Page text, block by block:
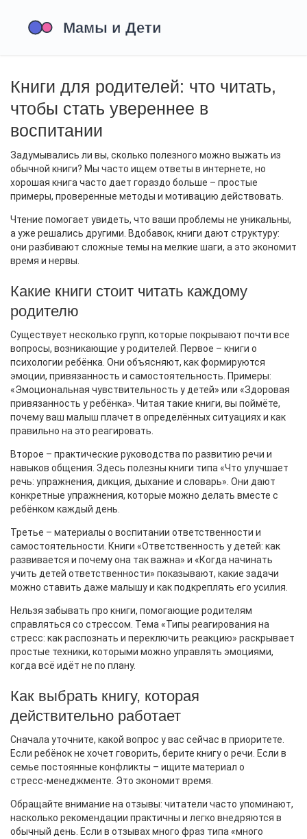
Книги для родителей: что читать,
чтобы стать увереннее в
воспитании
Задумывались ли вы, сколько полезного можно выжать из
обычной книги? Мы часто ищем ответы в интернете, но
хорошая книга часто дает гораздо больше – простые
примеры, проверенные методы и мотивацию действовать.
Чтение помогает увидеть, что ваши проблемы не уникальны,
а уже решались другими. Вдобавок, книги дают структуру:
они разбивают сложные темы на мелкие шаги, а это экономит
время и нервы.
Какие книги стоит читать каждому
родителю
Существует несколько групп, которые покрывают почти все
вопросы, возникающие у родителей. Первое – книги о
психологии ребёнка. Они объясняют, как формируются
эмоции, привязанность и самостоятельность. Примеры:
«Эмоциональная чувствительность у детей» или «Здоровая
привязанность у ребёнка». Читая такие книги, вы поймёте,
почему ваш малыш плачет в определённых ситуациях и как
правильно на это реагировать.
Второе – практические руководства по развитию речи и
навыков общения. Здесь полезны книги типа «Что улучшает
речь: упражнения, дикция, дыхание и словарь». Они дают
конкретные упражнения, которые можно делать вместе с
ребёнком каждый день.
Третье – материалы о воспитании ответственности и
самостоятельности. Книги «Ответственность у детей: как
развивается и почему она так важна» и «Когда начинать
учить детей ответственности» показывают, какие задачи
можно ставить даже малышу и как подкреплять его усилия.
Нельзя забывать про книги, помогающие родителям
справляться со стрессом. Тема «Типы реагирования на
стресс: как распознать и переключить реакцию» раскрывает
простые техники, которыми можно управлять эмоциями,
когда всё идёт не по плану.
Как выбрать книгу, которая
действительно работает
Сначала уточните, какой вопрос у вас сейчас в приоритете.
Если ребёнок не хочет говорить, берите книгу о речи. Если в
семье постоянные конфликты – ищите материал о
стресс‑менеджменте. Это экономит время.
Обращайте внимание на отзывы: читатели часто упоминают,
насколько рекомендации практичны и легко внедряются в
обычный день. Если в отзывах много фраз типа «много